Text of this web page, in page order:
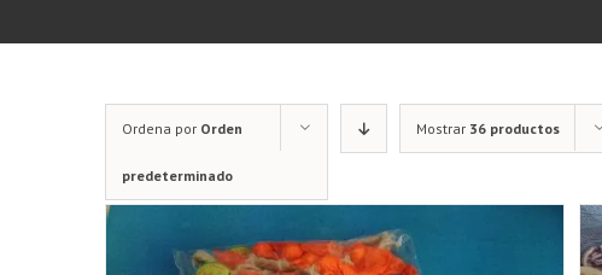
Ordena por Orden
predeterminado
Mostrar 36 productos